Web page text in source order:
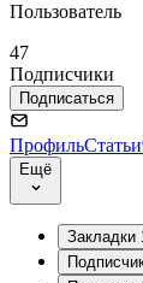
Пользователь
47
Подписчики
Подписаться
ПрофильСтатьи
Ещё
Закладки